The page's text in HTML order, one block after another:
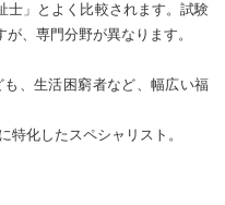
士」とよく比較されます。試験
、専門分野が異なります。
、生活困窮者など、幅広い福
特化したスペシャリスト。